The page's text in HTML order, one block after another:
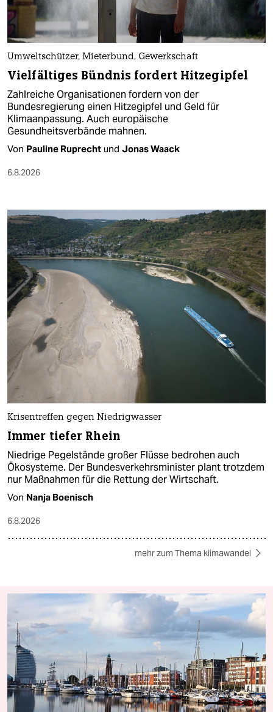
Umweltschützer, Mieterbund, Gewerkschaft
Vielfältiges Bündnis fordert Hitzegipfel
Zahlreiche Organisationen fordern von der
Bundesregierung einen Hitzegipfel und Geld für
Klimaanpassung. Auch europäische
Gesundheitsverbände mahnen.
Von Pauline Ruprecht und Jonas Waack
6.8.2026
Krisentreffen gegen Niedrigwasser
Immer tiefer Rhein
Niedrige Pegelstände großer Flüsse bedrohen auch
Ökosysteme. Der Bundesverkehrsminister plant trotzdem
nur Maßnahmen für die Rettung der Wirtschaft.
Von Nanja Boenisch
6.8.2026
mehr zum Thema klimawandel